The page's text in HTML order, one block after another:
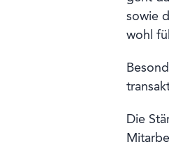
sowie
wohl
Die